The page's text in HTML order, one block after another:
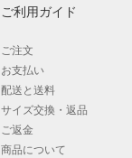
ご利用ガイド
ご注文
お支払い
配送と送料
サイズ交換・返品
ご返金
商品について